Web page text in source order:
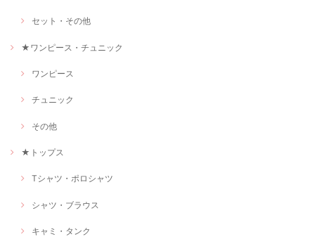
セット・その他
★ワンピース・チュニック
ワンピース
チュニック
その他
★トップス
Tシャツ・ポロシャツ
シャツ・ブラウス
キャミ・タンク